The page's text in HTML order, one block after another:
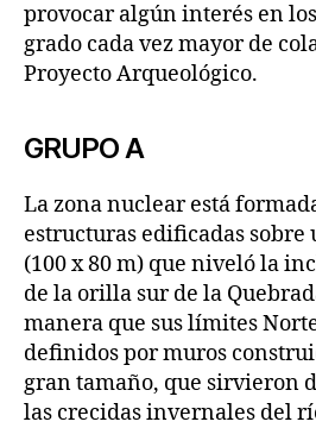
provocar algún interés en
grado cada vez mayor de
Proyecto Arqueológico.
GRUPO A
La zona nuclear está
estructuras edificadas
(100 x 80 m) que niveló la
de la orilla sur de la
manera que sus límites
definidos por muros
gran tamaño, que sirvieron
las crecidas invernales del